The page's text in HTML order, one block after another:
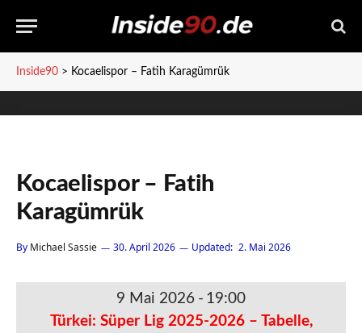
Inside90 > Kocaelispor – Fatih Karagümrük
Kocaelispor – Fatih
Karagümrük
By Michael Sassie 30. April 2026 Updated: 2. Mai 2026
9 Mai 2026 - 19:00
Türkei: Süper Lig 2025-2026 – Tabelle,